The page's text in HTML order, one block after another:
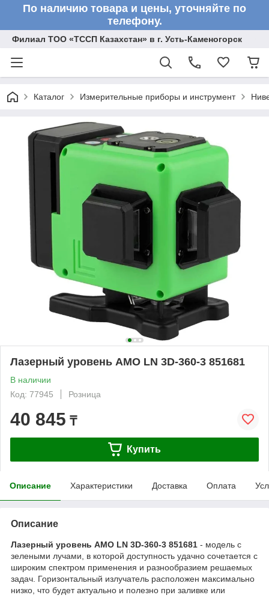
По наличию товара и цены, уточняйте по
телефону.
Филиал ТОО «ТССП Казахстан» в г. Усть-Каменогорск
Каталог Измерительные приборы и инструмент
Лазерный уровень AMO LN 3D-360-3 851681
В наличии
Код: 77945
Розница
40 845 ₸
Купить
Описание Характеристики Доставка Оплата
Описание
Лазерный уровень AMO LN 3D-360-3 851681 - модель с
зелеными лучами, в которой доступность удачно сочетается с
широким спектром применения и разнообразием решаемых
задач. Горизонтальный излучатель расположен максимально
низко, что будет актуально и полезно при заливке или